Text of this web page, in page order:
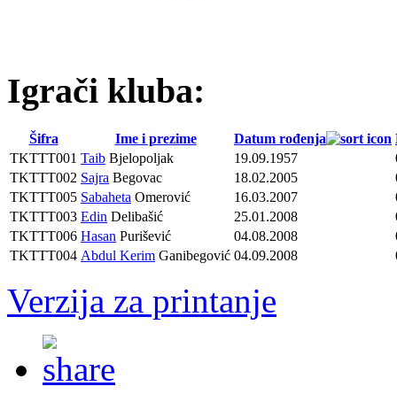
Igrači kluba:
Šifra Ime i prezime Datum rođenja
TKTTT001 Taib Bjelopoljak 19.09.1957
TKTTT002 Sajra Begovac 18.02.2005
TKTTT005 Sabaheta Omerović 16.03.2007
TKTTT003 Edin Delibašić 25.01.2008
TKTTT006 Hasan Purišević 04.08.2008
TKTTT004 Abdul Kerim Ganibegović 04.09.2008
Verzija za printanje